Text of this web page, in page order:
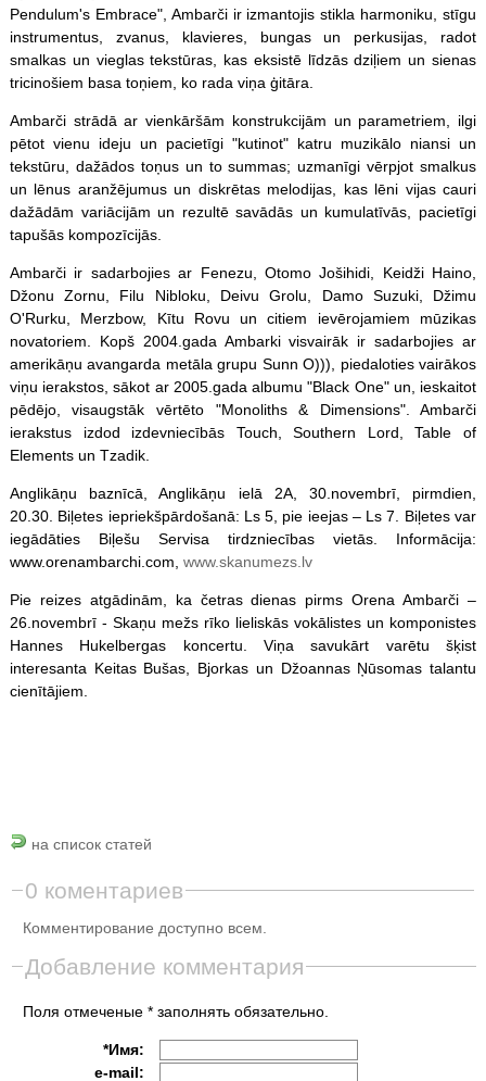
Pendulum's Embrace", Ambarči ir izmantojis stikla harmoniku, stīgu
instrumentus, zvanus, klavieres, bungas un perkusijas, radot
smalkas un vieglas tekstūras, kas eksistē līdzās dziļiem un sienas
tricinošiem basa toņiem, ko rada viņa ģitāra.
Ambarči strādā ar vienkāršām konstrukcijām un parametriem, ilgi
pētot vienu ideju un pacietīgi "kutinot" katru muzikālo niansi un
tekstūru, dažādos toņus un to summas; uzmanīgi vērpjot smalkus
un lēnus aranžējumus un diskrētas melodijas, kas lēni vijas cauri
dažādām variācijām un rezultē savādās un kumulatīvās, pacietīgi
tapušās kompozīcijās.
Ambarči ir sadarbojies ar Fenezu, Otomo Jošihidi, Keidži Haino,
Džonu Zornu, Filu Nibloku, Deivu Grolu, Damo Suzuki, Džimu
O'Rurku, Merzbow, Kītu Rovu un citiem ievērojamiem mūzikas
novatoriem. Kopš 2004.gada Ambarki visvairāk ir sadarbojies ar
amerikāņu avangarda metāla grupu Sunn O))), piedaloties vairākos
viņu ierakstos, sākot ar 2005.gada albumu "Black One" un, ieskaitot
pēdējo, visaugstāk vērtēto "Monoliths & Dimensions". Ambarči
ierakstus izdod izdevniecībās Touch, Southern Lord, Table of
Elements un Tzadik.
Anglikāņu baznīcā, Anglikāņu ielā 2A, 30.novembrī, pirmdien,
20.30. Biļetes iepriekšpārdošanā: Ls 5, pie ieejas – Ls 7. Biļetes var
iegādāties Biļešu Servisa tirdzniecības vietās. Informācija:
www.orenambarchi.com, www.skanumezs.lv
Pie reizes atgādinām, ka četras dienas pirms Orena Ambarči –
26.novembrī - Skaņu mežs rīko lieliskās vokālistes un komponistes
Hannes Hukelbergas koncertu. Viņa savukārt varētu šķist
interesanta Keitas Bušas, Bjorkas un Džoannas Ņūsomas talantu
cienītājiem.
на список статей
0 коментариев
Комментирование доступно всем.
Добавление комментария
Поля отмеченые * заполнять обязательно.
*Имя:
e-mail: